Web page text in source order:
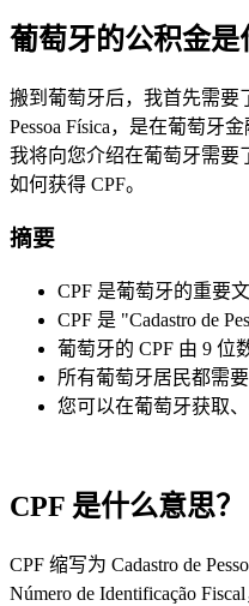
葡萄牙的公积金是
搬到葡萄牙后，我首先需要
Pessoa Física，是在葡萄牙
我将向您介绍在葡萄牙需要
如何获得 CPF。
摘要
CPF 是葡萄牙的重要
CPF 是 "Cadastro de
葡萄牙的 CPF 由 9 位
所有葡萄牙居民都需
您可以在葡萄牙获取
CPF 是什么意思？
CPF 缩写为 Cadastro de
Número de Identificação